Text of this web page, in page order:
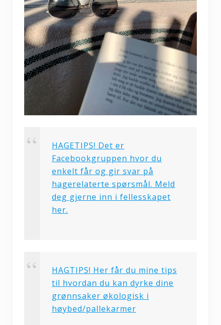
HAGETIPS! Det er
Facebookgruppen hvor du
enkelt får og gir svar på
hagerelaterte spørsmål. Meld
deg gjerne inn i fellesskapet
her.
HAGTIPS! Her får du mine tips
til hvordan du kan dyrke dine
grønnsaker økologisk i
høybed/pallekarmer